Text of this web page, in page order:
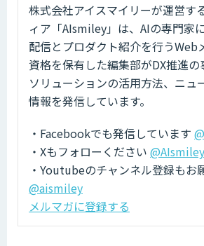
株式会社アイスマイリーが運営す
ィア「AIsmiley」は、AIの専門家
配信とプロダクト紹介を行うWeb
資格を保有した編集部がDX推進
ソリューションの活用方法、ニュ
情報を発信しています。
・Facebookでも発信しています
・Xもフォローください
・Youtubeのチャンネル登録もお
@aismiley
メルマガに登録する